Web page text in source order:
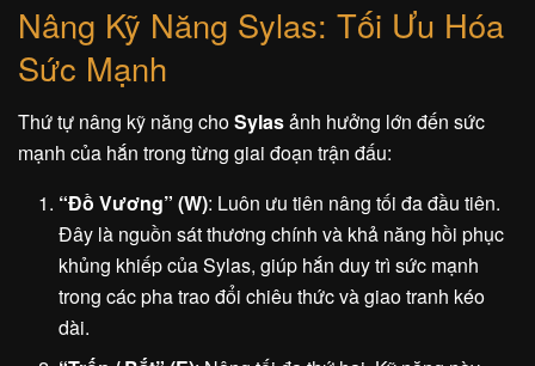
Nâng Kỹ Năng Sylas: Tối Ưu Hóa
Sức Mạnh
Thứ tự nâng kỹ năng choSylasảnh hưởng lớn đến sức
mạnh của hắn trong từng giai đoạn trận đấu:
“Đồ Vương” (W): Luôn ưu tiên nâng tối đa đầu tiên.
Đây là nguồn sát thương chính và khả năng hồi phục
khủng khiếp của Sylas, giúp hắn duy trì sức mạnh
trong các pha trao đổi chiêu thức và giao tranh kéo
dài.